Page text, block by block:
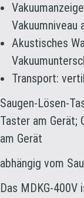
Vakuumniveau
Akustisches
Transport:
Saugen-Lösen-
Taster am Gerät;
am Gerät
abhängig vom
Das MDKG-